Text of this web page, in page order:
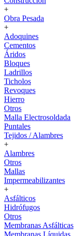
+
Obra Pesada
+
Adoquines
Cementos
Áridos
Bloques
Ladrillos
Ticholos
Revoques
Hierro
Otros
Malla Electrosoldada
Puntales
Tejidos / Alambres
+
Alambres
Otros
Mallas
Impermeabilizantes
+
Asfálticos
Hidrófugos
Otros
Membranas Asfálticas
Membranas Líquidas